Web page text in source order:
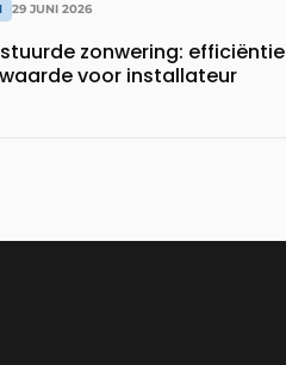
29 JUNI 2026
zonwering: efficiëntie
voor installateur